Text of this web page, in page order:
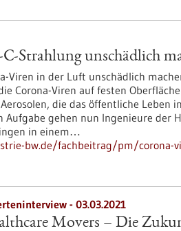
Strahlung unschädlich
Viren in der Luft unschädlich
Corona-Viren auf festen
die das öffentliche Leben
Aufgabe gehen nun Ingenieure der
in einem…
bw.de/fachbeitrag/pm/corona-
- 03.03.2021
Movers – Die